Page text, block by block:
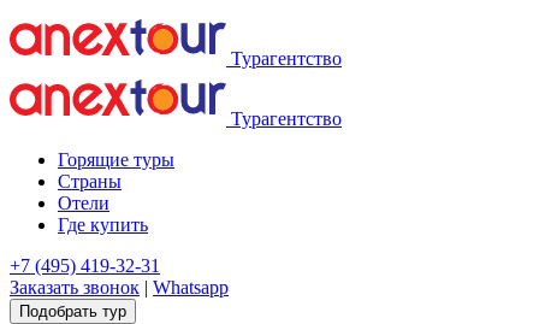
Турагентство
Турагентство
Горящие туры
Страны
Отели
Где купить
+7 (495) 419-32-31
Заказать звонок | Whatsapp
Подобрать тур